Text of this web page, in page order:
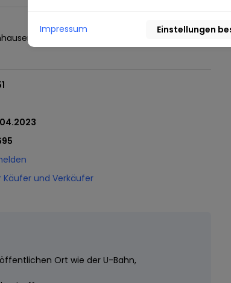
Impressum
Edelshausen
Käufer und Verkäufer
Ort wie der U-Bahn,